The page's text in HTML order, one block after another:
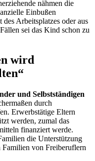
nähmen die
Einbußen
Arbeitsplatzes oder aus
sei das Kind schon zu
wird
und Selbstständigen
durch
Erwerbstätige Eltern
werden, zumal das
finanziert werde.
die Unterstützung
Familien von Freiberuflern